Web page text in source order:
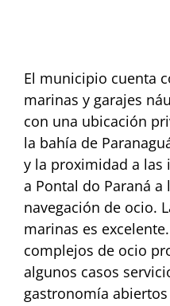
El municipio cuenta
marinas y garajes
con una ubicación
la bahía de
y la proximidad a las
a Pontal do Paraná a
navegación de ocio.
marinas es
complejos de ocio
algunos casos
gastronomía